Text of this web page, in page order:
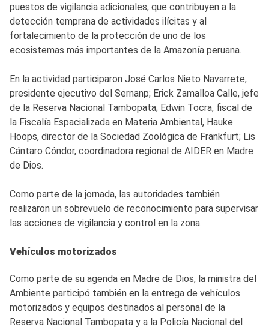
puestos de vigilancia adicionales, que contribuyen a la
detección temprana de actividades ilícitas y al
fortalecimiento de la protección de uno de los
ecosistemas más importantes de la Amazonía peruana.
En la actividad participaron José Carlos Nieto Navarrete,
presidente ejecutivo del Sernanp; Erick Zamalloa Calle, jefe
de la Reserva Nacional Tambopata; Edwin Tocra, fiscal de
la Fiscalía Espacializada en Materia Ambiental, Hauke
Hoops, director de la Sociedad Zoológica de Frankfurt; Lis
Cántaro Cóndor, coordinadora regional de AIDER en Madre
de Dios.
Como parte de la jornada, las autoridades también
realizaron un sobrevuelo de reconocimiento para supervisar
las acciones de vigilancia y control en la zona.
Vehículos motorizados
Como parte de su agenda en Madre de Dios, la ministra del
Ambiente participó también en la entrega de vehículos
motorizados y equipos destinados al personal de la
Reserva Nacional Tambopata y a la Policía Nacional del